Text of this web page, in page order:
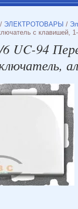
ЭЛЕКТРОТОВАРЫ /
с клавишей,
6 UC-94